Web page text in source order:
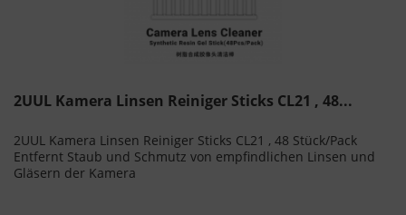
2UUL Kamera Linsen Reiniger Sticks CL21 , 48...
2UUL Kamera Linsen Reiniger Sticks CL21 , 48 Stück/Pack
Entfernt Staub und Schmutz von empfindlichen Linsen und
Gläsern der Kamera